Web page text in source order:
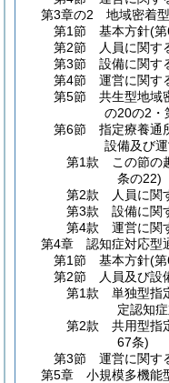
第3章の2
地域密着
第1節
基本方針(
第2節
人員に関す
第3節
設備に関す
第4節
運営に関す
第5節
共生型地域
の20の2・
第6節
指定療養通
設備及び
第1款
この節の
条の22)
第2款
人員に関
第3款
設備に関
第4款
運営に関
第4章
認知症対応型
第1節
基本方針(
第2節
人員及び設
第1款
単独型指
定認知
第2款
共用型指
67条)
第3節
運営に関す
第5章
小規模多機能